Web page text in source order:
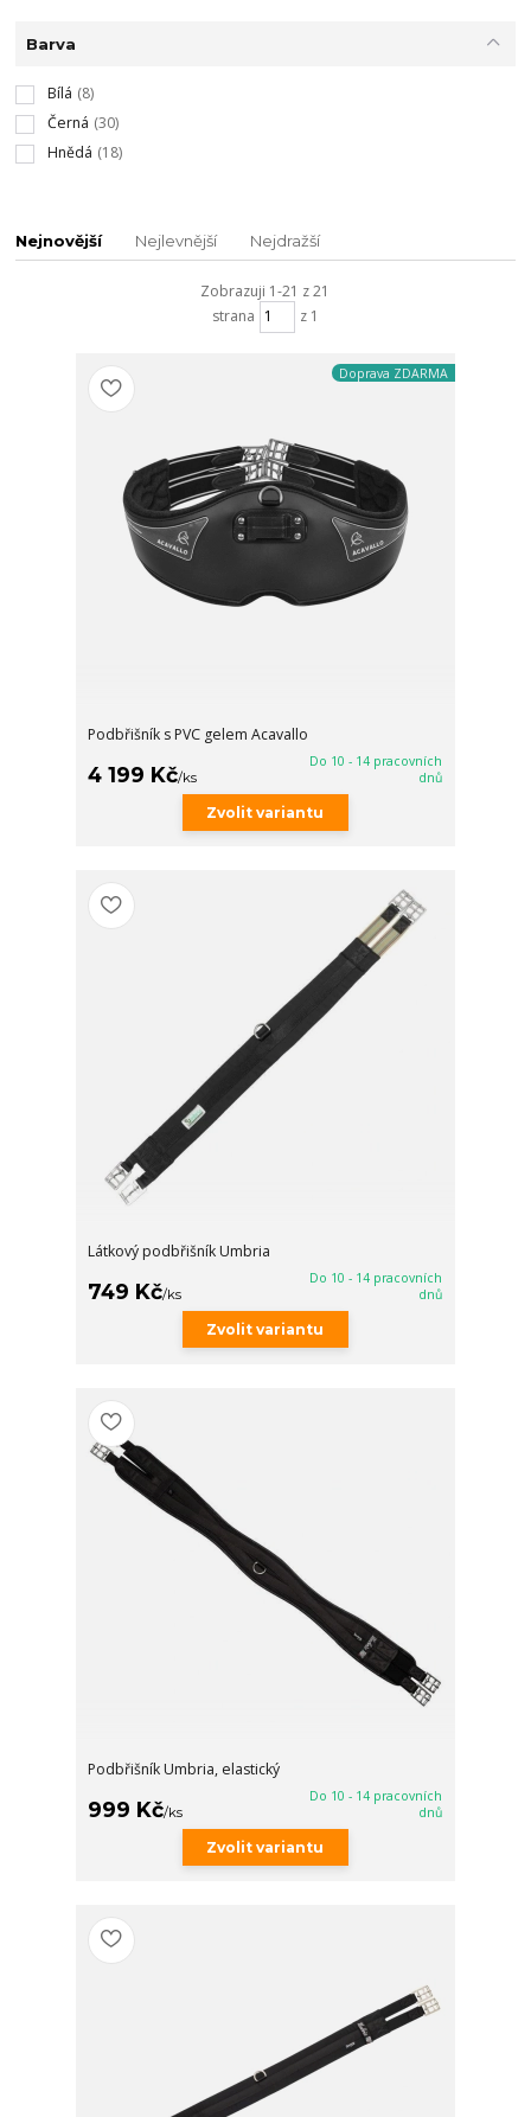
Barva
Bílá (8)
Černá (30)
Hnědá (18)
Nejnovější Nejlevnější Nejdražší
Zobrazuji 1-21 z 21
strana
z 1
Doprava ZDARMA
Podbřišník s PVC gelem Acavallo
4 199 Kč/ks
Do 10 - 14 pracovních
dnů
Zvolit variantu
Látkový podbřišník Umbria
749 Kč/ks
Do 10 - 14 pracovních
dnů
Zvolit variantu
Podbřišník Umbria, elastický
999 Kč/ks
Do 10 - 14 pracovních
dnů
Zvolit variantu